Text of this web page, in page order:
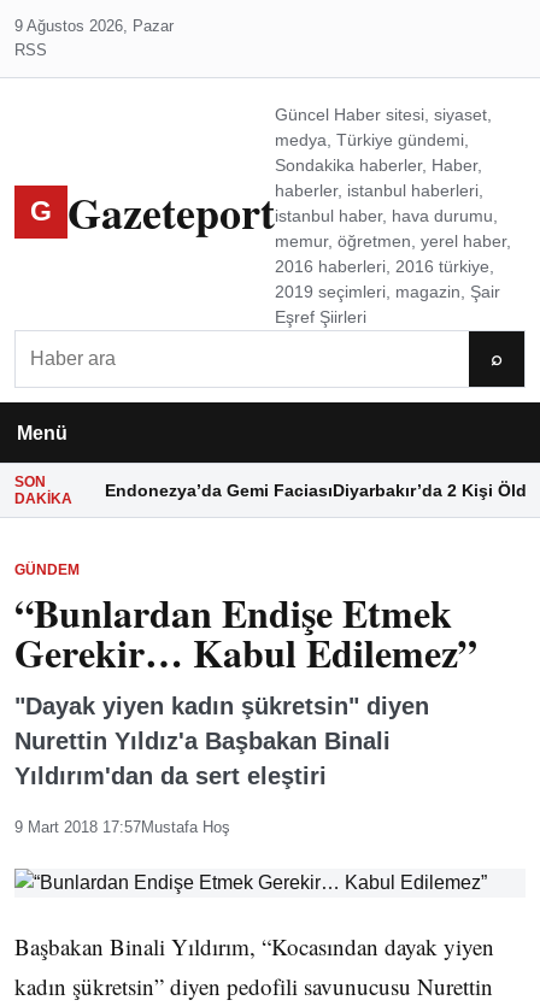
9 Ağustos 2026, Pazar
RSS
G Gazeteport
Güncel Haber sitesi, siyaset,
medya, Türkiye gündemi,
Sondakika haberler, Haber,
haberler, istanbul haberleri,
istanbul haber, hava durumu,
memur, öğretmen, yerel haber,
2016 haberleri, 2016 türkiye,
2019 seçimleri, magazin, Şair
Eşref Şiirleri
⌕
Menü
SON
DAKIKA
Endonezya’da Gemi FaciasıDiyarbakır’da 2 Kişi Öldü
GÜNDEM
“Bunlardan Endişe Etmek
Gerekir… Kabul Edilemez”
"Dayak yiyen kadın şükretsin" diyen
Nurettin Yıldız'a Başbakan Binali
Yıldırım'dan da sert eleştiri
9 Mart 2018 17:57Mustafa Hoş
Başbakan Binali Yıldırım, “Kocasından dayak yiyen
kadın şükretsin” diyen pedofili savunucusu Nurettin